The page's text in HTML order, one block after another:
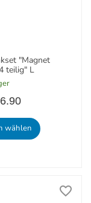
"Magnet
teilig" L
wählen